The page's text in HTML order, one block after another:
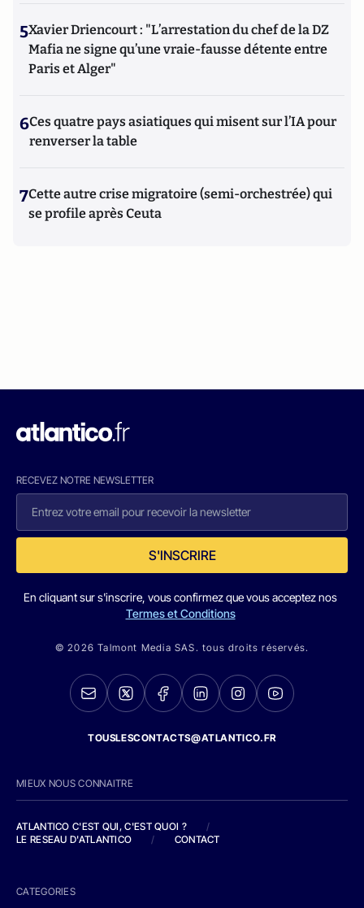
5Xavier Driencourt : "L’arrestation du chef de la DZ
Mafia ne signe qu’une vraie-fausse détente entre
Paris et Alger"
6Ces quatre pays asiatiques qui misent sur l’IA pour
renverser la table
7Cette autre crise migratoire (semi-orchestrée) qui
se profile après Ceuta
RECEVEZ NOTRE NEWSLETTER
S'INSCRIRE
En cliquant sur s'inscrire, vous confirmez que vous acceptez nos
Termes et Conditions
© 2026 Talmont Media SAS. tous droits réservés.
TOUSLESCONTACTS@ATLANTICO.FR
MIEUX NOUS CONNAITRE
ATLANTICO C'EST QUI, C'EST QUOI ?
/
LE RESEAU D'ATLANTICO
/ CONTACT
CATEGORIES